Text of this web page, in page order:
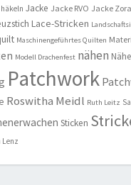
häkeln Jacke Jacke RVO Jacke
Lace-Stricken
Maschinengeführtes Quilten
Modell Drachenfest nähen
Patchwork
Roswitha Meidl Ruth Leitz
Sticken
Lenz